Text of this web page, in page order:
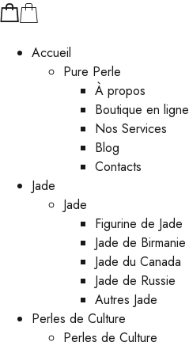
Accueil
Pure Perle
À propos
Boutique en ligne
Nos Services
Blog
Contacts
Jade
Jade
Figurine de Jade
Jade de Birmanie
Jade du Canada
Jade de Russie
Autres Jade
Perles de Culture
Perles de Culture